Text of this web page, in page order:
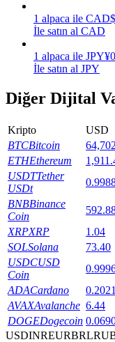
Staking
Yüksek getiri ve
1 alpaca ile CAD$
İle satın al CAD
1 alpaca ile JPY¥0
İle satın al JPY
Diğer Dijital
Kripto USD
BTCBitcoin
ETHEthereum
USDTTether
USDt
BNBBinance
Coin
XRPXRP 1.04
SOLSolana 73.40
USDCUSD
Coin
ADACardano
AVAXAvalanche 6.44
DOGEDogecoin
USDINREURBRL